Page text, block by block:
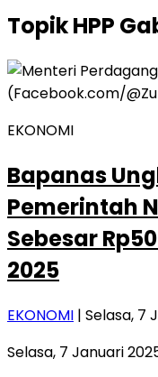
TopikHPP
EKONOMI
Bapanas
Pemerintah
Sebesar
2025
EKONOMI | Selasa, 7
Selasa, 7 Januari